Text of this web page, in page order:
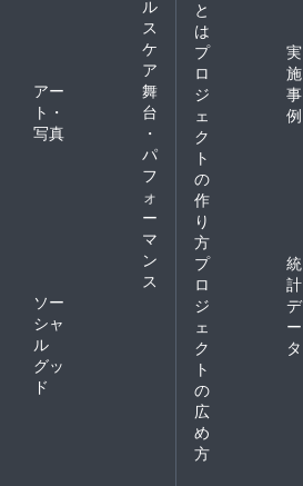
ル
ス
ケ
ア
アー
ト・
写真
舞
台
・
パ
フ
ォ
ー
マ
ン
ス
ソー
シャ
ル
グッ
ド
と
は
プ
ロ
ジ
ェ
ク
ト
の
作
り
方
実
施
事
例
プ
ロ
ジ
ェ
ク
ト
の
広
め
方
統
計
デ
ー
タ